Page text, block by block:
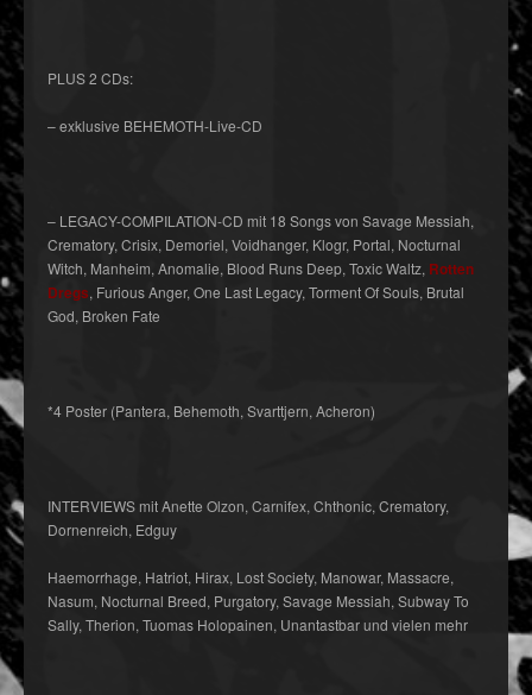
PLUS 2 CDs:
– exklusive BEHEMOTH-Live-CD
– LEGACY-COMPILATION-CD mit 18 Songs von Savage Messiah,
Crematory, Crisix, Demoriel, Voidhanger, Klogr, Portal, Nocturnal
Witch, Manheim, Anomalie, Blood Runs Deep, Toxic Waltz, Rotten
Dregs, Furious Anger, One Last Legacy, Torment Of Souls, Brutal
God, Broken Fate
*4 Poster (Pantera, Behemoth, Svarttjern, Acheron)
INTERVIEWS mit Anette Olzon, Carnifex, Chthonic, Crematory,
Dornenreich, Edguy
Haemorrhage, Hatriot, Hirax, Lost Society, Manowar, Massacre,
Nasum, Nocturnal Breed, Purgatory, Savage Messiah, Subway To
Sally, Therion, Tuomas Holopainen, Unantastbar und vielen mehr